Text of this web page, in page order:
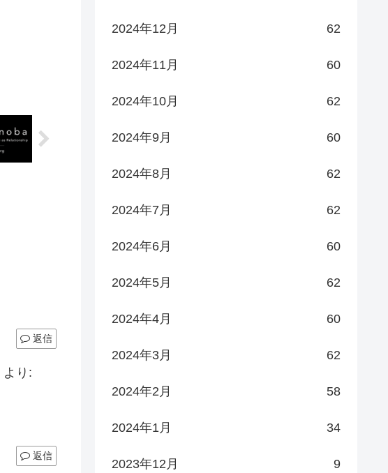
返信
より:
返信
2024年12月 62
2024年11月 60
2024年10月 62
2024年9月 60
2024年8月 62
2024年7月 62
2024年6月 60
2024年5月 62
2024年4月 60
2024年3月 62
2024年2月 58
2024年1月 34
2023年12月 9